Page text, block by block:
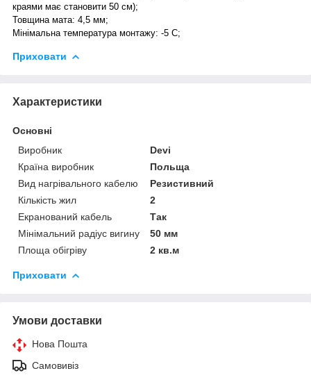
краями має становити 50 см);
Товщина мата: 4,5 мм;
Мінімальна температура монтажу: -5 С;
Приховати
Характеристики
Основні
Виробник
Devi
Країна виробник
Польща
Вид нагрівального кабелю
Резистивний
Кількість жил
2
Екранований кабель
Так
Мінімальний радіус вигину
50 мм
Площа обігріву
2 кв.м
Приховати
Умови доставки
Нова Пошта
Самовивіз